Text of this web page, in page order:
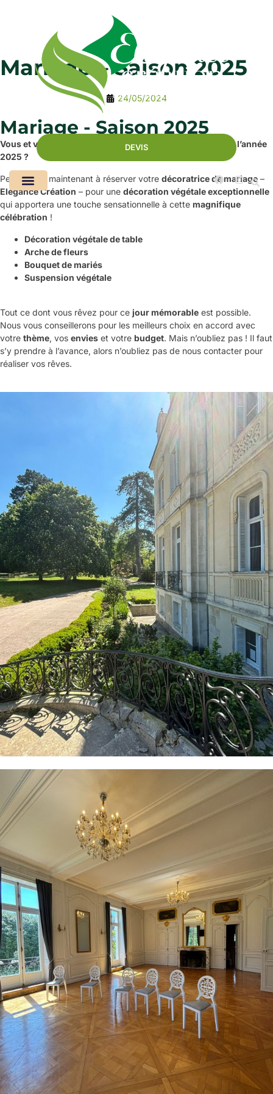
DEVIS
Mariage – Saison 2025
24/05/2024
Mariage - Saison 2025
Vous et votre âme sœur avez planifié votre mariage pour l’année
2025 ?
Pensez dès maintenant à réserver votre décoratrice de mariage –
Elegance Création – pour une décoration végétale exceptionnelle
qui apportera une touche sensationnelle à cette magnifique
célébration !
Décoration végétale de table
Arche de fleurs
Bouquet de mariés
Suspension végétale
Tout ce dont vous rêvez pour ce jour mémorable est possible.
Nous vous conseillerons pour les meilleurs choix en accord avec
votre thème, vos envies et votre budget. Mais n’oubliez pas ! Il faut
s’y prendre à l’avance, alors n’oubliez pas de nous contacter pour
réaliser vos rêves.